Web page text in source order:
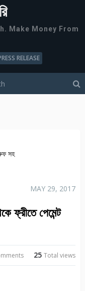
Make Money From
RELEASE
সহ
MAY 29, 2017
পেমেন্ট
25Total views